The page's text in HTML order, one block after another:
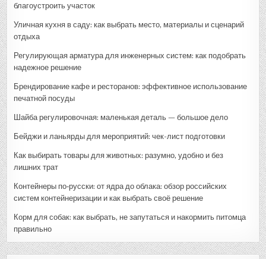
благоустроить участок
Уличная кухня в саду: как выбрать место, материалы и сценарий
отдыха
Регулирующая арматура для инженерных систем: как подобрать
надежное решение
Брендирование кафе и ресторанов: эффективное использование
печатной посуды
Шайба регулировочная: маленькая деталь — большое дело
Бейджи и ланьярды для мероприятий: чек-лист подготовки
Как выбирать товары для животных: разумно, удобно и без
лишних трат
Контейнеры по‑русски: от ядра до облака: обзор российских
систем контейнеризации и как выбрать своё решение
Корм для собак: как выбрать, не запутаться и накормить питомца
правильно